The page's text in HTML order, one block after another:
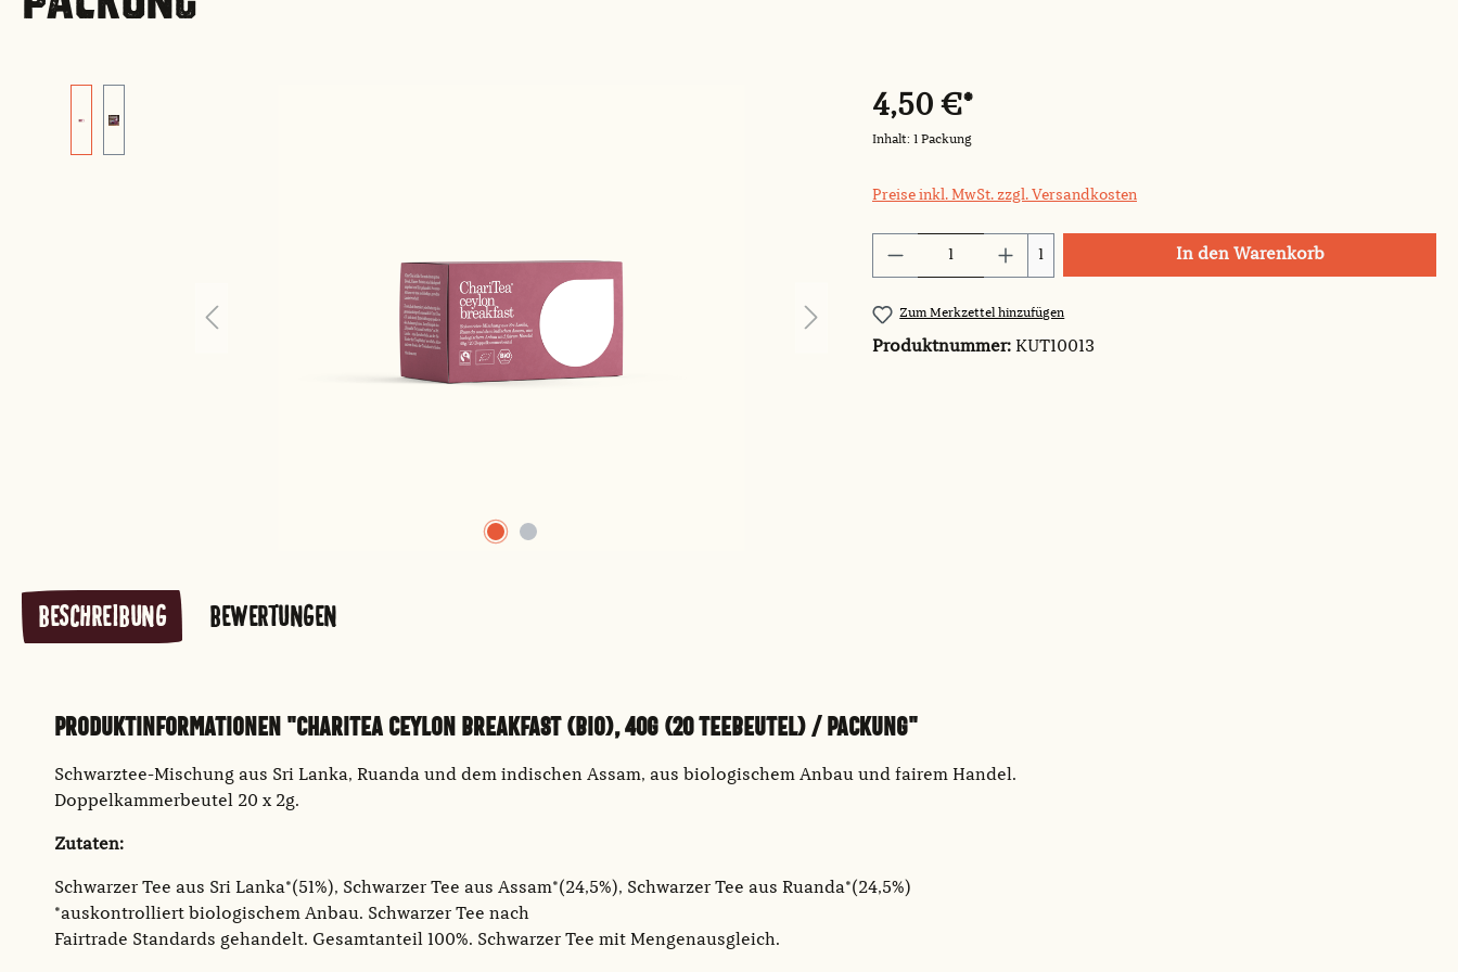
4,50 €*
Inhalt: 1 Packung
Preise inkl. MwSt. zzgl. Versandkosten
Produkt Anzahl: Gib den gewünschten Wert
1 In den Warenkorb
Zum Merkzettel hinzufügen
Produktnummer: KUT10013
BESCHREIBUNG BEWERTUNGEN
PRODUKTINFORMATIONEN "CHARITEA CEYLON BREAKFAST (BIO), 40G (20 TEEBEUTEL) / PACKUNG"
Schwarztee-Mischung aus Sri Lanka, Ruanda und dem indischen Assam, aus biologischem Anbau und fairem Handel.
Doppelkammerbeutel 20 x 2g.
Zutaten:
Schwarzer Tee aus Sri Lanka*(51%), Schwarzer Tee aus Assam*(24,5%), Schwarzer Tee aus Ruanda*(24,5%)
*auskontrolliert biologischem Anbau. Schwarzer Tee nach
Fairtrade Standards gehandelt. Gesamtanteil 100%. Schwarzer Tee mit Mengenausgleich.